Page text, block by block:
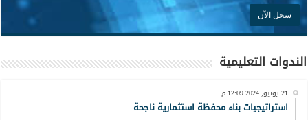
الندوات التعليمية
21 يونيو, 2024 12:09 م
استراتيجيات بناء محفظة استثمارية ناجحة